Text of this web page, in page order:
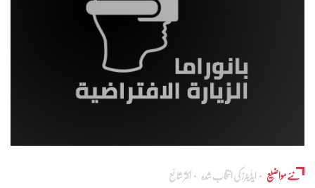
نئے مواضیع ایڈٰیٹرز کی انتخاب شدہ اکثر شائع